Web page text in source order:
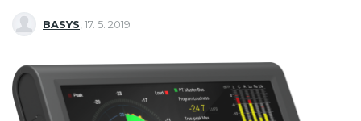
BASYS 17. 5. 2019